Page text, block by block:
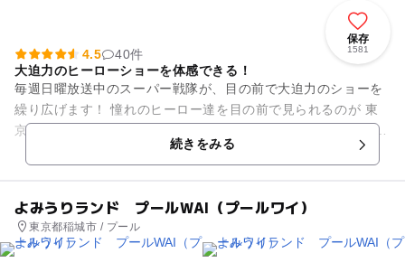
保存
1581
4.5
40件
大迫力のヒーローショーを体感できる！
毎週日曜放送中のスーパー戦隊が、目の前で大迫力のショーを
繰り広げます！ 憧れのヒーロー達を目の前で見られるのが 東
京ドームシティにある「シアターＧロッソ」です。 ショーのス
続きをみる
よみうりランド プールWAI（プールワイ）
東京都稲城市 / プール